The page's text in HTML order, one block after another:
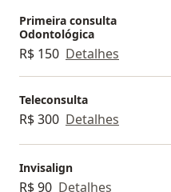
Primeira consulta
Odontológica
R$ 150 Detalhes
Teleconsulta
R$ 300 Detalhes
Invisalign
R$ 90 Detalhes